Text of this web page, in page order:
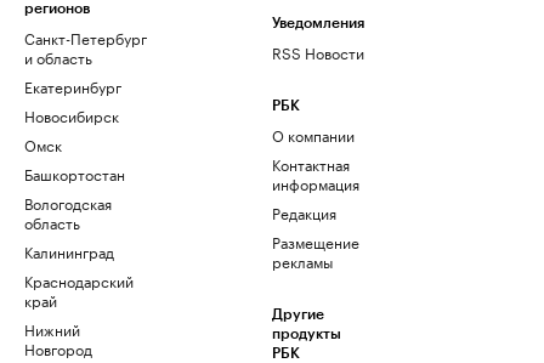
регионов
Санкт-Петербург
и область
Екатеринбург
Новосибирск
Омск
Башкортостан
Вологодская
область
Калининград
Краснодарский
край
Нижний
Новгород
Уведомления
RSS Новости
РБК
О компании
Контактная
информация
Редакция
Размещение
рекламы
Другие
продукты
РБК